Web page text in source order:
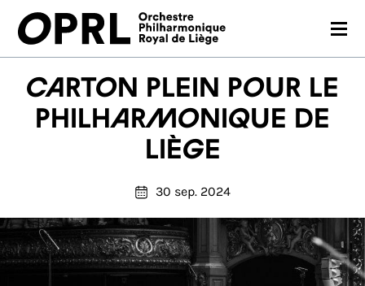
CONCERTS
SAISON 26-27
EN PRATIQUE
MÉDIAS
Carton plein pour le
Philharmonique de
Liège
30 sep. 2024